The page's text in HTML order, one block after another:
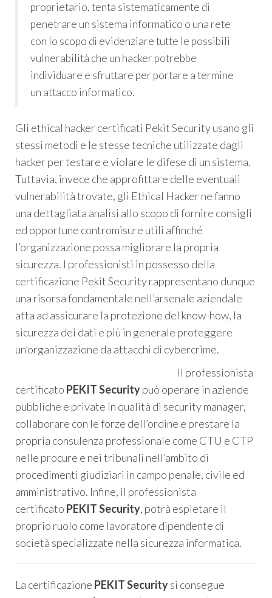
proprietario, tenta sistematicamente di
penetrare un sistema informatico o una rete
con lo scopo di evidenziare tutte le possibili
vulnerabilità che un hacker potrebbe
individuare e sfruttare per portare a termine
un attacco informatico.
Gli ethical hacker certificati Pekit Security usano gli
stessi metodi e le stesse tecniche utilizzate dagli
hacker per testare e violare le difese di un sistema.
Tuttavia, invece che approfittare delle eventuali
vulnerabilità trovate, gli Ethical Hacker ne fanno
una dettagliata analisi allo scopo di fornire consigli
ed opportune contromisure utili affinché
l’organizzazione possa migliorare la propria
sicurezza. I professionisti in possesso della
certificazione Pekit Security rappresentano dunque
una risorsa fondamentale nell’arsenale aziendale
atta ad assicurare la protezione del know-how, la
sicurezza dei dati e più in generale proteggere
un’organizzazione da attacchi di cybercrime.
Il professionista
certificato PEKIT Securitypuò operare in aziende
pubbliche e private in qualità di security manager,
collaborare con le forze dell’ordine e prestare la
propria consulenza professionale come CTU e CTP
nelle procure e nei tribunali nell’ambito di
procedimenti giudiziari in campo penale, civile ed
amministrativo. Infine, il professionista
certificato PEKIT Security, potrà espletare il
proprio ruolo come lavoratore dipendente di
società specializzate nella sicurezza informatica.
La certificazione PEKIT Securitysi consegue